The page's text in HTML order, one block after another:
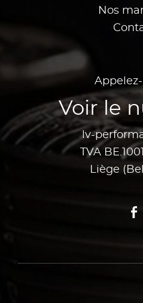
Nos
Voir le
lv-
TVA
Liège